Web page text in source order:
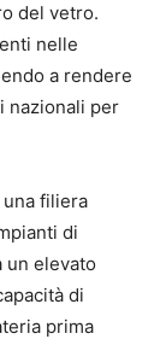
del vetro.
nelle
a rendere
nazionali per
filiera
di
un elevato
di
prima